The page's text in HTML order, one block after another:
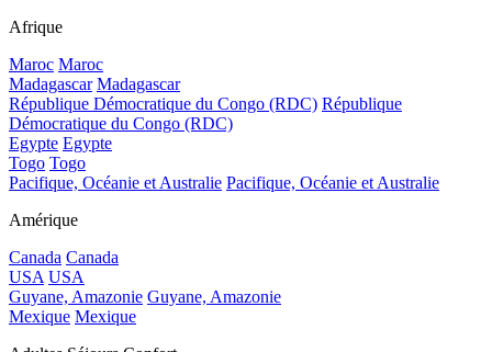
Afrique
Maroc Maroc
Madagascar Madagascar
République Démocratique du Congo (RDC) République
Démocratique du Congo (RDC)
Egypte Egypte
Togo Togo
Pacifique, Océanie et Australie Pacifique, Océanie et Australie
Amérique
Canada Canada
USA USA
Guyane, Amazonie Guyane, Amazonie
Mexique Mexique